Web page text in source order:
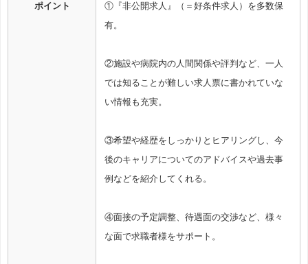
ポイント ①『非公開求人』（＝好条件求人）を多数保
有。
②施設や病院内の人間関係や評判など、一人
では知ることが難しい求人票に書かれていな
い情報も充実。
③希望や経歴をしっかりとヒアリングし、今
後のキャリアについてのアドバイスや過去事
例などを紹介してくれる。
④面接の予定調整、待遇面の交渉など、様々
な面で求職者様をサポート。